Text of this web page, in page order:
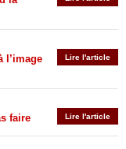
Lire l'article
l’image
Lire l'article
faire